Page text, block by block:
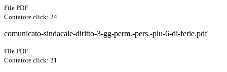
File PDF
Contatore click: 24
comunicato-sindacale-diritto-3-gg-perm.-pers.-piu-6-di-ferie.pdf
File PDF
Contatore click: 21